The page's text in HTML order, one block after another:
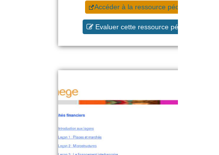
Accéder à la ressource pédagogique
Evaluer cette ressource pédagogique